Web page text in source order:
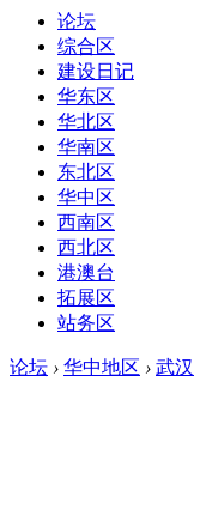
论坛
综合区
建设日记
华东区
华北区
华南区
东北区
华中区
西南区
西北区
港澳台
拓展区
站务区
论坛 › 华中地区 › 武汉